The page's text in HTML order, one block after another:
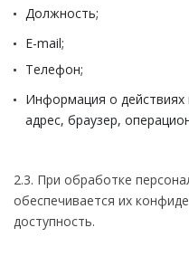
Должность;
E-mail;
Телефон;
Информация о действиях
адрес, браузер,
2.3. При обработке
обеспечивается их
доступность.